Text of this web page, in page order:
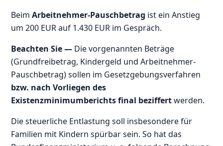
BeimArbeitnehmer-Pauschbetrag ist ein Anstieg
um 200 EUR auf 1.430 EUR im Gespräch.
Beachten Sie — Die vorgenannten Beträge
(Grundfreibetrag, Kindergeld und Arbeitnehmer-
Pauschbetrag) sollen im Gesetzgebungsverfahren
bzw. nach Vorliegen des
Existenzminimumberichts final beziffertwerden.
Die steuerliche Entlastung soll insbesondere für
Familien mit Kindern spürbar sein. So hat das